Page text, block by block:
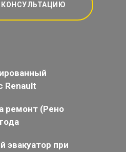
КОНСУЛЬТАЦИЮ
Renault
ремонт (Рено
эвакуатор при